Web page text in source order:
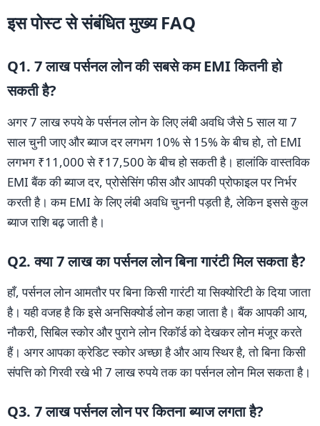
इस पोस्ट से संबंधित मुख्य FAQ
Q1. 7 लाख पर्सनल लोन की सबसे कम EMI कितनी हो
सकती है?
अगर 7 लाख रुपये के पर्सनल लोन के लिए लंबी अवधि जैसे 5 साल या 7
साल चुनी जाए और ब्याज दर लगभग 10% से 15% के बीच हो, तो EMI
लगभग ₹11,000 से ₹17,500 के बीच हो सकती है। हालांकि वास्तविक
EMI बैंक की ब्याज दर, प्रोसेसिंग फीस और आपकी प्रोफाइल पर निर्भर
करती है। कम EMI के लिए लंबी अवधि चुननी पड़ती है, लेकिन इससे कुल
ब्याज राशि बढ़ जाती है।
Q2. क्या 7 लाख का पर्सनल लोन बिना गारंटी मिल सकता है?
हाँ, पर्सनल लोन आमतौर पर बिना किसी गारंटी या सिक्योरिटी के दिया जाता
है। यही वजह है कि इसे अनसिक्योर्ड लोन कहा जाता है। बैंक आपकी आय,
नौकरी, सिबिल स्कोर और पुराने लोन रिकॉर्ड को देखकर लोन मंजूर करते
हैं। अगर आपका क्रेडिट स्कोर अच्छा है और आय स्थिर है, तो बिना किसी
संपत्ति को गिरवी रखे भी 7 लाख रुपये तक का पर्सनल लोन मिल सकता है।
Q3. 7 लाख पर्सनल लोन पर कितना ब्याज लगता है?